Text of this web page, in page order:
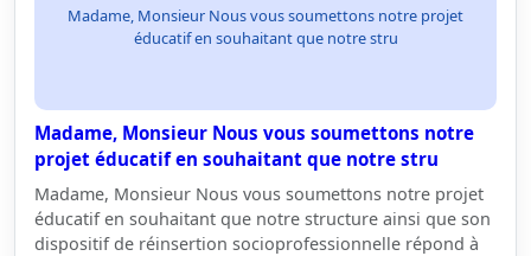
Madame, Monsieur Nous vous soumettons notre projet
éducatif en souhaitant que notre stru
Madame, Monsieur Nous vous soumettons notre
projet éducatif en souhaitant que notre stru
Madame, Monsieur Nous vous soumettons notre projet
éducatif en souhaitant que notre structure ainsi que son
dispositif de réinsertion socioprofessionnelle répond à